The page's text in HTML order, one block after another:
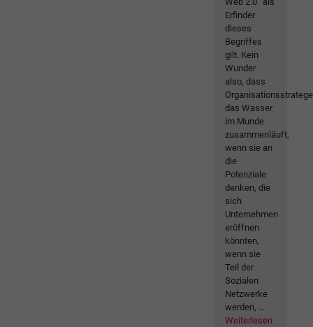
Erfinder
dieses
Begriffes
gilt. Kein
Wunder
also, dass
das Wasser
im Munde
zusammenläuft,
wenn sie an
die
Potenziale
denken, die
sich
Unternehmen
eröffnen
könnten,
wenn sie
Teil der
Sozialen
Netzwerke
werden, ...
Weiterlesen